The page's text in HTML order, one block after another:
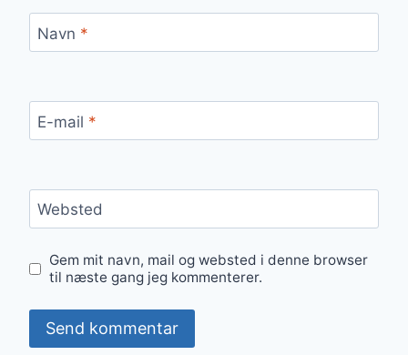
Navn *
E-mail *
Websted
Gem mit navn, mail og websted i denne browser
til næste gang jeg kommenterer.